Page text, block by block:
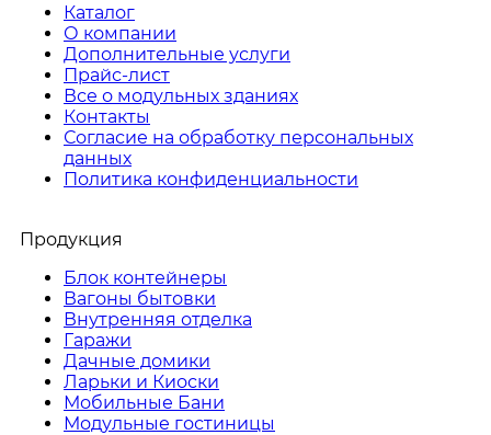
Каталог
О компании
Дополнительные услуги
Прайс-лист
Все о модульных зданиях
Контакты
Согласие на обработку персональных
данных
Политика конфиденциальности
Продукция
Блок контейнеры
Вагоны бытовки
Внутренняя отделка
Гаражи
Дачные домики
Ларьки и Киоски
Мобильные Бани
Модульные гостиницы